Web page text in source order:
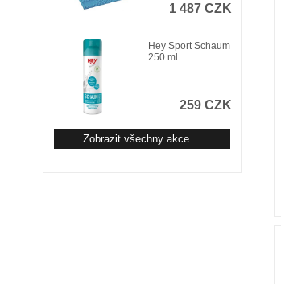
1 487 CZK
Hey Sport Schaum
250 ml
259 CZK
Zobrazit všechny akce ...